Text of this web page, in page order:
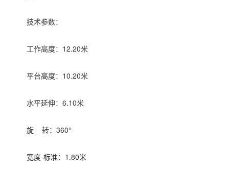
技术参数：
工作高度： 12.20米
平台高度： 10.20米
水平延伸： 6.10米
旋 转： 360°
宽度-标准：1.80米